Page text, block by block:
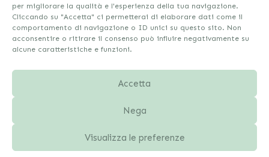
per migliorare la qualità e l'esperienza della tua navigazione.
Cliccando su "Accetta" ci permetterai di elaborare dati come il
comportamento di navigazione o ID unici su questo sito. Non
acconsentire o ritirare il consenso può influire negativamente su
alcune caratteristiche e funzioni.
Accetta
Nega
Visualizza le preferenze
Imprint